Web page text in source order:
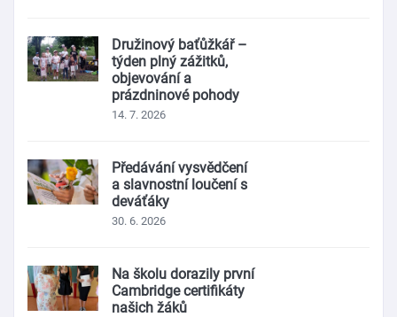
Družinový baťůžkář –
týden plný zážitků,
objevování a
prázdninové pohody
14. 7. 2026
Předávání vysvědčení
a slavnostní loučení s
deváťáky
30. 6. 2026
Na školu dorazily první
Cambridge certifikáty
našich žáků